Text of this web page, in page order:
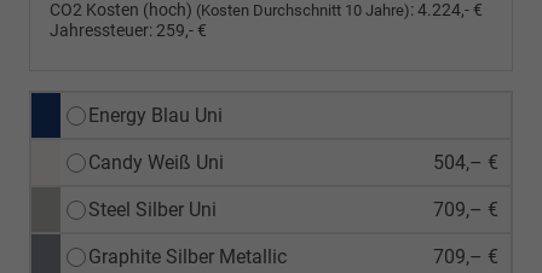
CO2 Kosten (hoch) (Kosten Durchschnitt 10 Jahre):4.224,- €
Jahressteuer: 259,- €
Energy Blau Uni
Candy Weiß Uni 504,– €
Steel Silber Uni 709,– €
Graphite Silber Metallic 709,– €